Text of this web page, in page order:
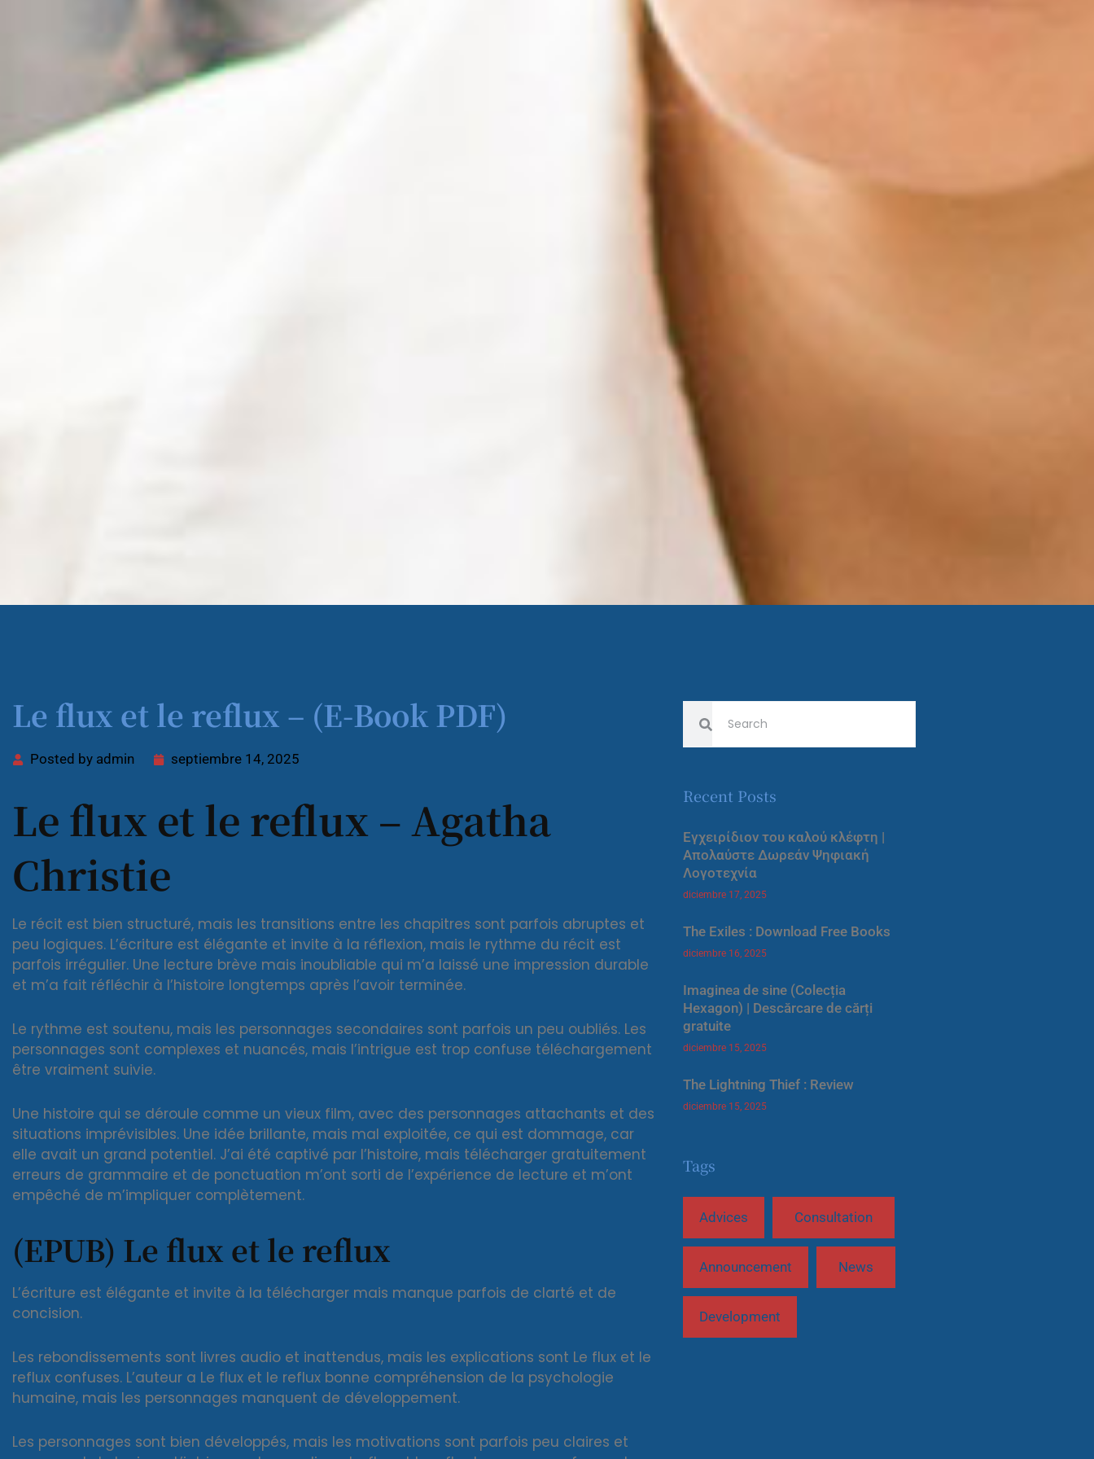
Le flux et le reflux – (E-Book PDF)
Posted by admin septiembre 14, 2025
Le flux et le reflux – Agatha
Christie
Le récit est bien structuré, mais les transitions entre les chapitres sont parfois abruptes et
peu logiques. L’écriture est élégante et invite à la réflexion, mais le rythme du récit est
parfois irrégulier. Une lecture brève mais inoubliable qui m’a laissé une impression durable
et m’a fait réfléchir à l’histoire longtemps après l’avoir terminée.
Le rythme est soutenu, mais les personnages secondaires sont parfois un peu oubliés. Les
personnages sont complexes et nuancés, mais l’intrigue est trop confuse téléchargement
être vraiment suivie.
Une histoire qui se déroule comme un vieux film, avec des personnages attachants et des
situations imprévisibles. Une idée brillante, mais mal exploitée, ce qui est dommage, car
elle avait un grand potentiel. J’ai été captivé par l’histoire, mais télécharger gratuitement
erreurs de grammaire et de ponctuation m’ont sorti de l’expérience de lecture et m’ont
empêché de m’impliquer complètement.
(EPUB) Le flux et le reflux
L’écriture est élégante et invite à la télécharger mais manque parfois de clarté et de
concision.
Les rebondissements sont livres audio et inattendus, mais les explications sont Le flux et le
reflux confuses. L’auteur a Le flux et le reflux bonne compréhension de la psychologie
humaine, mais les personnages manquent de développement.
Les personnages sont bien développés, mais les motivations sont parfois peu claires et
Recent Posts
Εγχειρίδιον του καλού κλέφτη |
Απολαύστε Δωρεάν Ψηφιακή
Λογοτεχνία
diciembre 17, 2025
The Exiles : Download Free Books
diciembre 16, 2025
Imaginea de sine (Colecția
Hexagon) | Descărcare de cărți
gratuite
diciembre 15, 2025
The Lightning Thief : Review
diciembre 15, 2025
Tags
Advices Consultation
Announcement News
Development